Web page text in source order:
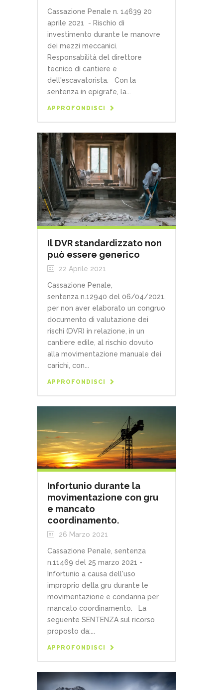
Cassazione Penale n. 14639 20
aprile 2021 - Rischio di
investimento durante le manovre
dei mezzi meccanici.
Responsabilità del direttore
tecnico di cantiere e
dell'escavatorista. Con la
sentenza in epigrafe, la...
APPROFONDISCI
Il DVR standardizzato non
può essere generico
22 Aprile 2021
Cassazione Penale,
sentenza n.12940 del 06/04/2021,
per non aver elaborato un congruo
documento di valutazione dei
rischi (DVR) in relazione, in un
cantiere edile, al rischio dovuto
alla movimentazione manuale dei
carichi, con...
APPROFONDISCI
Infortunio durante la
movimentazione con gru
e mancato
coordinamento.
26 Marzo 2021
Cassazione Penale, sentenza
n.11469 del 25 marzo 2021 -
Infortunio a causa dell'uso
improprio della gru durante le
movimentazione e condanna per
mancato coordinamento. La
seguente SENTENZA sul ricorso
proposto da:...
APPROFONDISCI